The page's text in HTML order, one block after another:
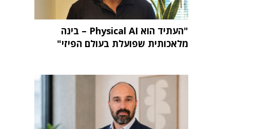
"העתיד הוא Physical AI – בינה
מלאכותית שפועלת בעולם הפיזי"